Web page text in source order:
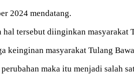
2024 mendatang.
tersebut diinginkan masyarakat
masyarakat Tulang
maka itu menjadi salah